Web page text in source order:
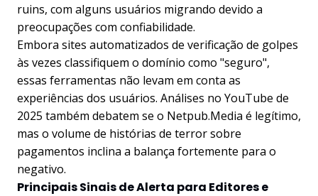
ruins, com alguns usuários migrando devido a
preocupações com confiabilidade.
Embora sites automatizados de verificação de golpes
às vezes classifiquem o domínio como "seguro",
essas ferramentas não levam em conta as
experiências dos usuários. Análises no YouTube de
2025 também debatem se o Netpub.Media é legítimo,
mas o volume de histórias de terror sobre
pagamentos inclina a balança fortemente para o
negativo.
Principais Sinais de Alerta para Editores e